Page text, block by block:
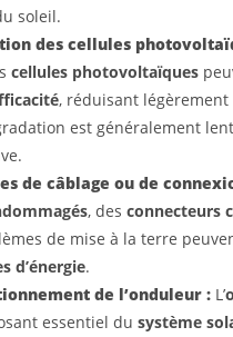
soleil.
des cellules
cellules photovoltaïques
, réduisant
est généralement
de câblage ou de
, des connecteurs
de mise à la terre
d’énergie.
de l’onduleur : L’
essentiel du système